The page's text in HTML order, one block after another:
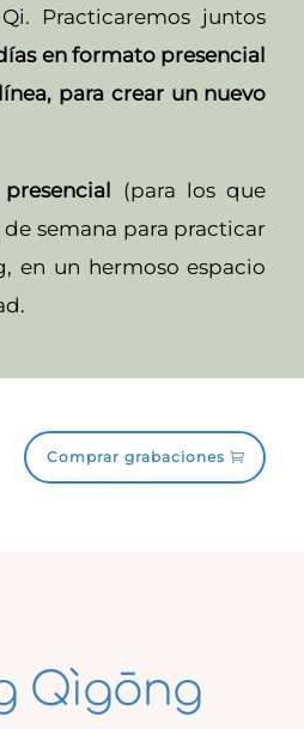
Practicaremos juntos
en formato presencial
para crear un nuevo
(para los que
semana para practicar
en un hermoso espacio
Comprar grabaciones
Qìgōng